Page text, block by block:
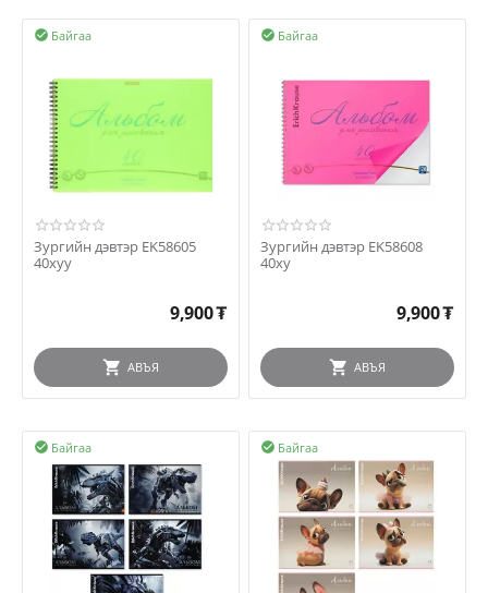
Байгаа

Зургийн дэвтэр EK58605
40хуу
9,900₮
АВЪЯ
Байгаа

Зургийн дэвтэр EK58608
40ху
9,900₮
АВЪЯ
Байгаа
 Байгаа
